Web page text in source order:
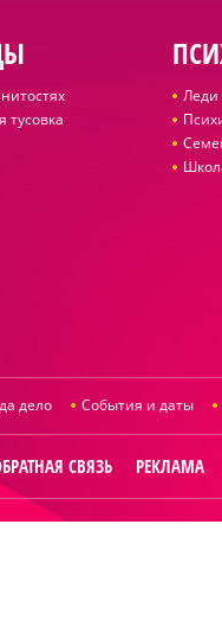
тусовка
Леди
дело События и даты
СВЯЗЬ РЕКЛАМА